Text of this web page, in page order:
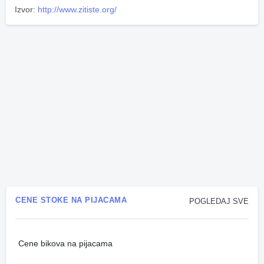
Izvor: http://www.zitiste.org/
POGLEDAJ SVE
CENE STOKE NA PIJACAMA
Cene bikova na pijacama